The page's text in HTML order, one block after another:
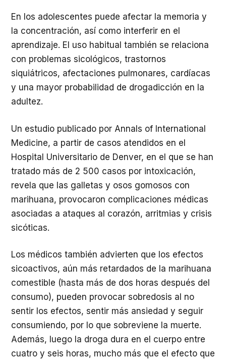
En los adolescentes puede afectar la memoria y
la concentración, así como interferir en el
aprendizaje. El uso habitual también se relaciona
con problemas sicológicos, trastornos
siquiátricos, afectaciones pulmonares, cardíacas
y una mayor probabilidad de drogadicción en la
adultez.
Un estudio publicado por Annals of International
Medicine, a partir de casos atendidos en el
Hospital Universitario de Denver, en el que se han
tratado más de 2 500 casos por intoxicación,
revela que las galletas y osos gomosos con
marihuana, provocaron complicaciones médicas
asociadas a ataques al corazón, arritmias y crisis
sicóticas.
Los médicos también advierten que los efectos
sicoactivos, aún más retardados de la marihuana
comestible (hasta más de dos horas después del
consumo), pueden provocar sobredosis al no
sentir los efectos, sentir más ansiedad y seguir
consumiendo, por lo que sobreviene la muerte.
Además, luego la droga dura en el cuerpo entre
cuatro y seis horas, mucho más que el efecto que